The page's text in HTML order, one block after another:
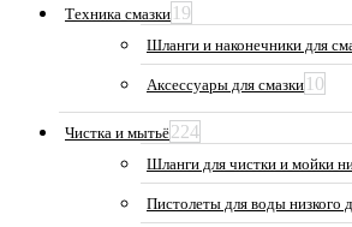
Техника смазки 19
Шланги и наконечники для
Аксессуары для смазки 10
Чистка и мытьё224
Шланги для чистки и мойки
Пистолеты для воды низкого